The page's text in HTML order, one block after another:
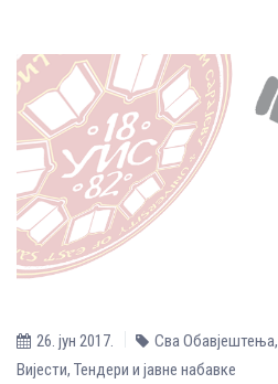
26. јун 2017. Сва Обавјештења,
Вијести, Тендери и јавне набавке